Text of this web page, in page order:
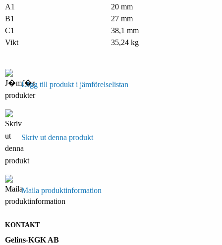
A1
20 mm
B1
27 mm
C1
38,1 mm
Vikt
35,24 kg
Lägg till produkt i jämförelselistan
Skriv ut denna produkt
Maila produktinformation
KONTAKT
Gelins-KGK AB